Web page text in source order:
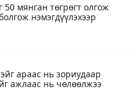
мянган төгрөгт олгож
нэмэгдүүлэхээр
араас нь зориудаар
ажлаас нь чөлөөлжээ